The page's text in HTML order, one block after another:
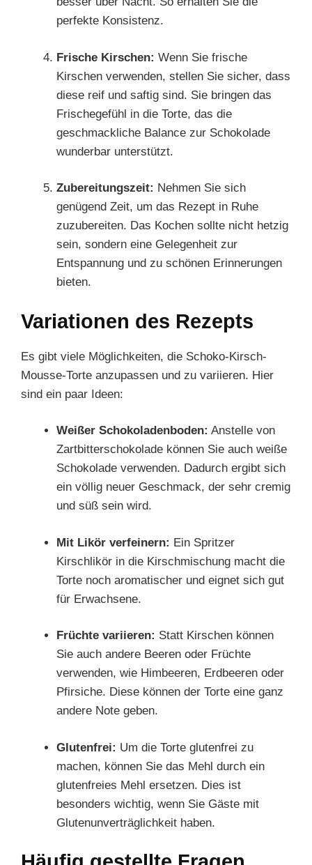
perfekte Konsistenz.
Frische Kirschen: Wenn Sie frische
Kirschen verwenden, stellen Sie sicher, dass
diese reif und saftig sind. Sie bringen das
Frischegefühl in die Torte, das die
geschmackliche Balance zur Schokolade
wunderbar unterstützt.
Zubereitungszeit: Nehmen Sie sich
genügend Zeit, um das Rezept in Ruhe
zuzubereiten. Das Kochen sollte nicht hetzig
sein, sondern eine Gelegenheit zur
Entspannung und zu schönen Erinnerungen
bieten.
Variationen des Rezepts
Es gibt viele Möglichkeiten, die Schoko-Kirsch-
Mousse-Torte anzupassen und zu variieren. Hier
sind ein paar Ideen:
Weißer Schokoladenboden: Anstelle von
Zartbitterschokolade können Sie auch weiße
Schokolade verwenden. Dadurch ergibt sich
ein völlig neuer Geschmack, der sehr cremig
und süß sein wird.
Mit Likör verfeinern: Ein Spritzer
Kirschlikör in die Kirschmischung macht die
Torte noch aromatischer und eignet sich gut
für Erwachsene.
Früchte variieren: Statt Kirschen können
Sie auch andere Beeren oder Früchte
verwenden, wie Himbeeren, Erdbeeren oder
Pfirsiche. Diese können der Torte eine ganz
andere Note geben.
Glutenfrei: Um die Torte glutenfrei zu
machen, können Sie das Mehl durch ein
glutenfreies Mehl ersetzen. Dies ist
besonders wichtig, wenn Sie Gäste mit
Glutenunverträglichkeit haben.